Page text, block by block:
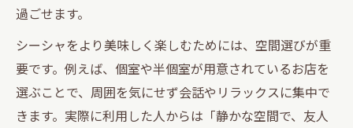
過ごせます。
シーシャをより美味しく楽しむためには、空間選びが重
要です。例えば、個室や半個室が用意されているお店を
選ぶことで、周囲を気にせず会話やリラックスに集中で
きます。実際に利用した人からは「静かな空間で、友人